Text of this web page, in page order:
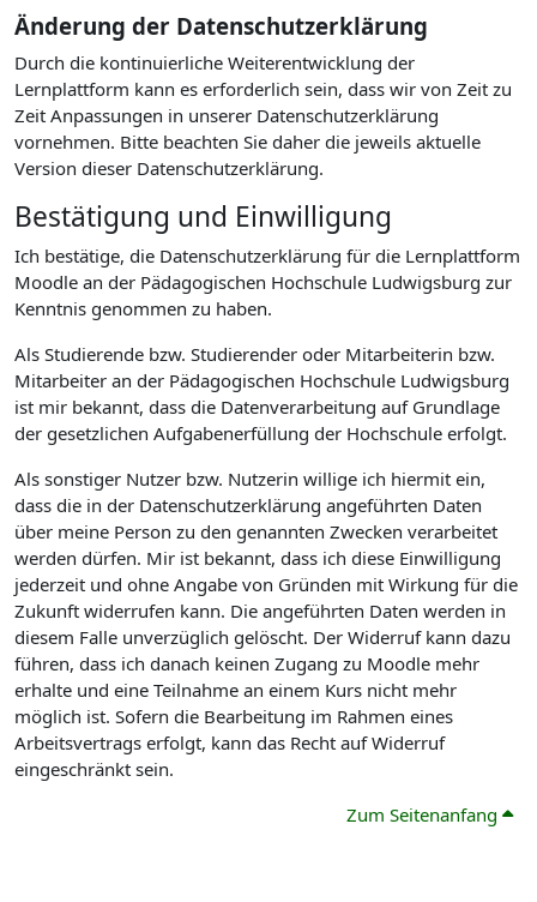
Änderung der Datenschutzerklärung
Durch die kontinuierliche Weiterentwicklung der
Lernplattform kann es erforderlich sein, dass wir von Zeit zu
Zeit Anpassungen in unserer Datenschutzerklärung
vornehmen. Bitte beachten Sie daher die jeweils aktuelle
Version dieser Datenschutzerklärung.
Bestätigung und Einwilligung
Ich bestätige, die Datenschutzerklärung für die Lernplattform
Moodle an der Pädagogischen Hochschule Ludwigsburg zur
Kenntnis genommen zu haben.
Als Studierende bzw. Studierender oder Mitarbeiterin bzw.
Mitarbeiter an der Pädagogischen Hochschule Ludwigsburg
ist mir bekannt, dass die Datenverarbeitung auf Grundlage
der gesetzlichen Aufgabenerfüllung der Hochschule erfolgt.
Als sonstiger Nutzer bzw. Nutzerin willige ich hiermit ein,
dass die in der Datenschutzerklärung angeführten Daten
über meine Person zu den genannten Zwecken verarbeitet
werden dürfen. Mir ist bekannt, dass ich diese Einwilligung
jederzeit und ohne Angabe von Gründen mit Wirkung für die
Zukunft widerrufen kann. Die angeführten Daten werden in
diesem Falle unverzüglich gelöscht. Der Widerruf kann dazu
führen, dass ich danach keinen Zugang zu Moodle mehr
erhalte und eine Teilnahme an einem Kurs nicht mehr
möglich ist. Sofern die Bearbeitung im Rahmen eines
Arbeitsvertrags erfolgt, kann das Recht auf Widerruf
eingeschränkt sein.
Zum Seitenanfang